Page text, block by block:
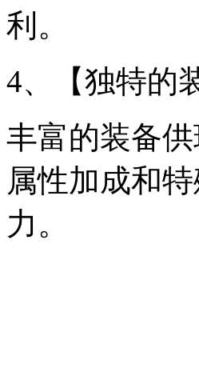
利。
4、【独特的
丰富的装备
属性加成和
力。